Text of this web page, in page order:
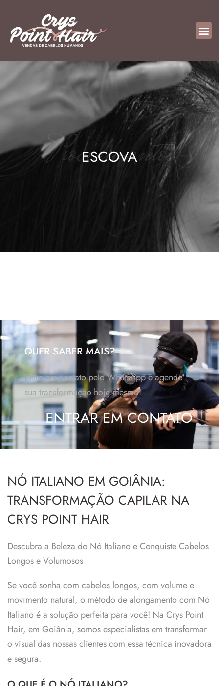
ESCOVA
Procedimentos
QUER SABER MAIS?
Entre em contato pelo WhatsApp e agende
sua transformação hoje mesmo!
ENTRAR EM CONTATO
NÓ ITALIANO EM GOIÂNIA:
TRANSFORMAÇÃO CAPILAR NA
CRYS POINT HAIR
Descubra a Beleza do Nó Italiano e Conquiste Cabelos
Longos e Volumosos
Se você sonha com cabelos longos, com volume e
movimento natural, o método de alongamento com Nó
Italiano é a solução perfeita para você! Na Crys Point
Hair, em Goiânia, somos especialistas em transformar
o visual das nossas clientes com essa técnica inovadora
e segura.